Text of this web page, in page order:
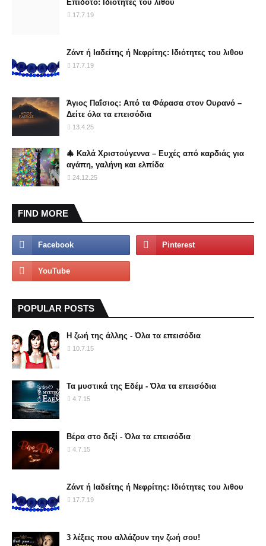
Επίδοτο: Ιδιότητες του λιθου
17.7.19
Ζάντ ή Ιαδείτης ή Νεφρίτης: Ιδιότητες του λιθου
17.7.19
Άγιος Παΐσιος: Από τα Φάρασα στον Ουρανό –
Δείτε όλα τα επεισόδια
13.4.25
🎄 Καλά Χριστούγεννα – Ευχές από καρδιάς για
αγάπη, γαλήνη και ελπίδα
24.12.25
FIND MORE
POPULAR POSTS
Η ζωή της άλλης - Όλα τα επεισόδια
10.7.15
Τα μυστικά της Εδέμ - Όλα τα επεισόδια
4.7.15
Βέρα στο δεξί - Όλα τα επεισόδια
4.7.15
Ζάντ ή Ιαδείτης ή Νεφρίτης: Ιδιότητες του λιθου
17.7.19
3 λέξεις που αλλάζουν την ζωή σου!